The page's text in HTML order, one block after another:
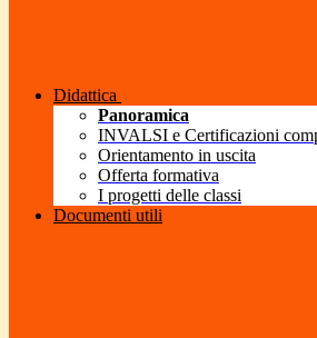
Didattica
Panoramica
INVALSI e Certificazioni
Orientamento in uscita
Offerta formativa
I progetti delle classi
Documenti utili